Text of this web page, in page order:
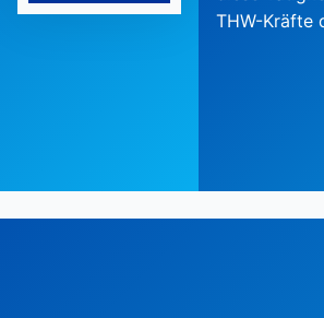
THW-Kräfte